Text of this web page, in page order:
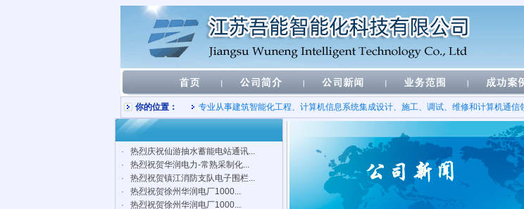
你的位置： 专业从事建筑智能化工程、计算机信息系统集成设计、施工、调试、维修和计算机通
· 热烈庆祝仙游抽水蓄能电站通讯...
· 热烈祝贺华润电力-常熟采制化...
· 热烈祝贺镇江消防支队电子围栏...
· 热烈祝贺徐州华润电厂1000...
· 热烈祝贺徐州华润电厂1000...